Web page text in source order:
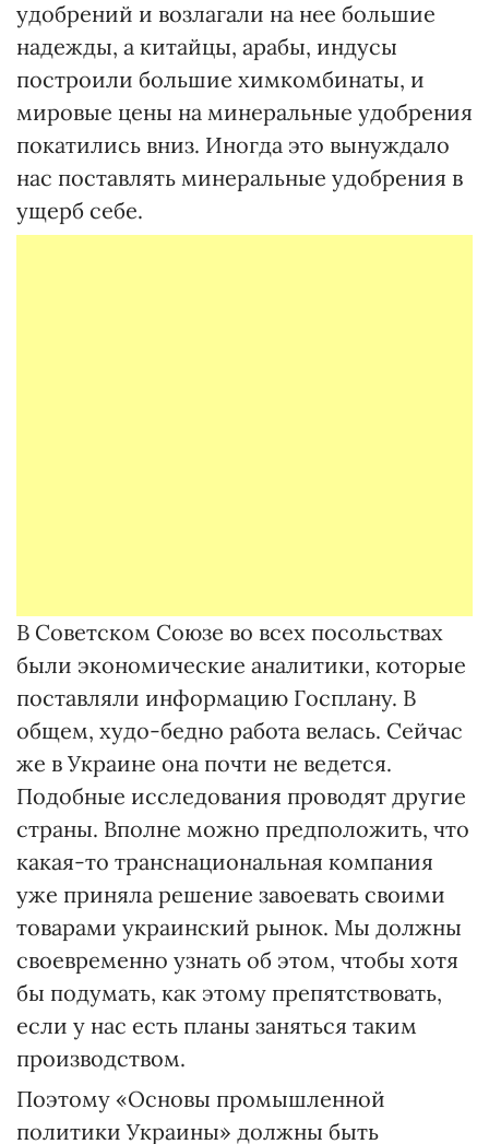
удобрений и возлагали на нее большие
надежды, а китайцы, арабы, индусы
построили большие химкомбинаты, и
мировые цены на минеральные удобрения
покатились вниз. Иногда это вынуждало
нас поставлять минеральные удобрения в
ущерб себе.
В Советском Союзе во всех посольствах
были экономические аналитики, которые
поставляли информацию Госплану. В
общем, худо-бедно работа велась. Сейчас
же в Украине она почти не ведется.
Подобные исследования проводят другие
страны. Вполне можно предположить, что
какая-то транснациональная компания
уже приняла решение завоевать своими
товарами украинский рынок. Мы должны
своевременно узнать об этом, чтобы хотя
бы подумать, как этому препятствовать,
если у нас есть планы заняться таким
производством.
Поэтому «Основы промышленной
политики Украины» должны быть